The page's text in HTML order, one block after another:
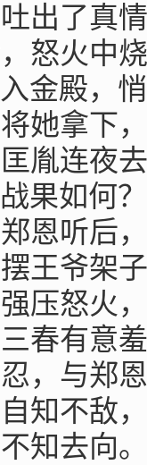
出了真
怒火中
金殿，
她拿下
胤连夜
果如何
恩听后
王爷架
压怒火
春有意
，与郑
知不敌
知去向。